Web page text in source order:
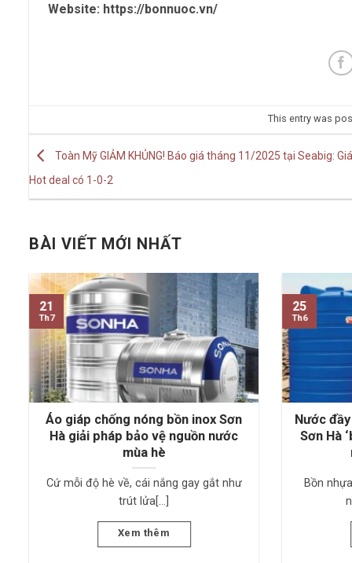
Website: https://bonnuoc.vn/
This entry was
Toàn Mỹ GIẢM KHỦNG! Báo giá tháng 11/2025 tại Seabig:
Hot deal có 1-0-2
BÀI VIẾT MỚI NHẤT
Áo giáp chống nóng bồn inox Sơn
Hà giải pháp bảo vệ nguồn nước
mùa hè
Cứ mỗi độ hè về, cái nắng gay gắt như
trút lửa[...]
Xem thêm
21
Th7
Nước
Sơn Hà
Bồn
25
Th6